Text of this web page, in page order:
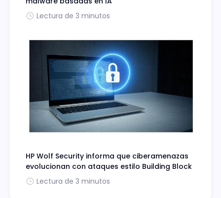
Lectura de 3 minutos
HP Wolf Security informa que ciberamenazas
evolucionan con ataques estilo Building Block
Lectura de 3 minutos